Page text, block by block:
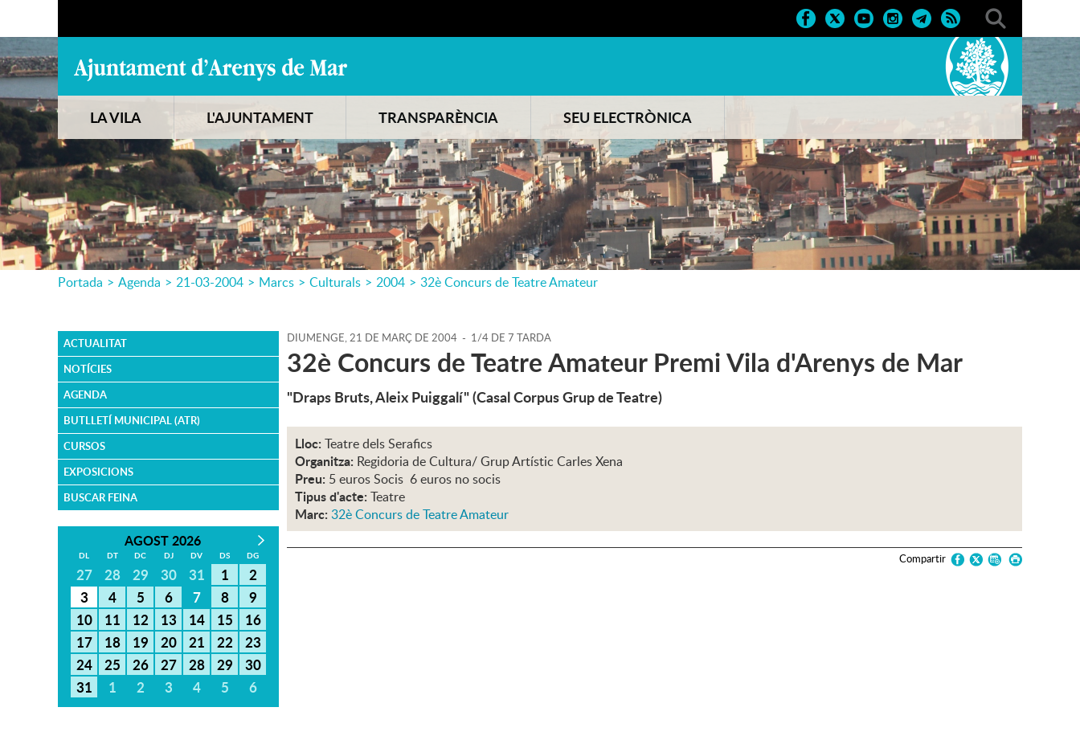
LA VILA L'AJUNTAMENT TRANSPARÈNCIA SEU ELECTRÒNICA
Portada > Agenda > 21-03-2004 > Marcs > Culturals > 2004 > 32è Concurs de Teatre Amateur
ACTUALITAT
NOTÍCIES
AGENDA
BUTLLETÍ MUNICIPAL (ATR)
CURSOS
EXPOSICIONS
BUSCAR FEINA
AGOST 2026
DL DT DC DJ DV DS DG
27 28 29 30 31 1
2
3
4 5 6 7 8
9
10
11 12 13 14 15
16
17
18 19 20 21 22
23
24
25 26 27 28 29
30
31
1 2 3 4 5 6
DIUMENGE,21 DE MARÇ DE 2004 - 1/4 DE 7 TARDA
32è Concurs de Teatre Amateur Premi Vila d'Arenys de Mar
"Draps Bruts, Aleix Puiggalí" (Casal Corpus Grup de Teatre)
Lloc: Teatre dels Serafics
Organitza: Regidoria de Cultura/ Grup Artístic Carles Xena
Preu: 5 euros Socis 6 euros no socis
Tipus d'acte: Teatre
Marc: 32è Concurs de Teatre Amateur
Compartir